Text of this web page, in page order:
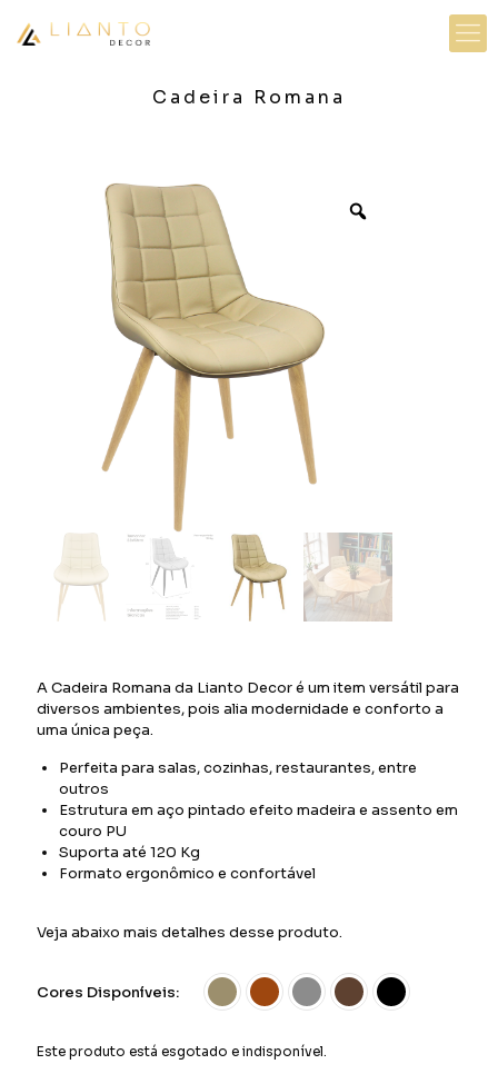
Cadeira Romana
A Cadeira Romana da Lianto Decor é um item versátil para
diversos ambientes, pois alia modernidade e conforto a
uma única peça.
Perfeita para salas, cozinhas, restaurantes, entre
outros
Estrutura em aço pintado efeito madeira e assento em
couro PU
Suporta até 120 Kg
Formato ergonômico e confortável
Veja abaixo mais detalhes desse produto.
Cores Disponíveis:
Este produto está esgotado e indisponível.